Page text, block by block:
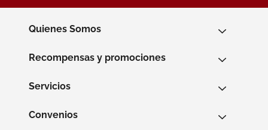
Quienes Somos
Recompensas y promociones
Servicios
Convenios